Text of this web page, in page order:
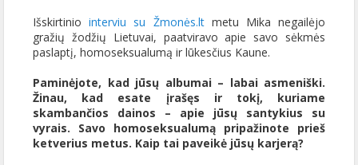
Išskirtiniointerviu su Žmonės.ltmetu Mika negailėjo
gražių žodžių Lietuvai, paatviravo apie savo sėkmės
paslaptį, homoseksualumą ir lūkesčius Kaune.
Paminėjote, kad jūsų albumai – labai asmeniški.
Žinau, kad esate įrašęs ir tokį, kuriame
skambančios dainos – apie jūsų santykius su
vyrais. Savo homoseksualumą pripažinote prieš
ketverius metus. Kaip tai paveikė jūsų karjerą?